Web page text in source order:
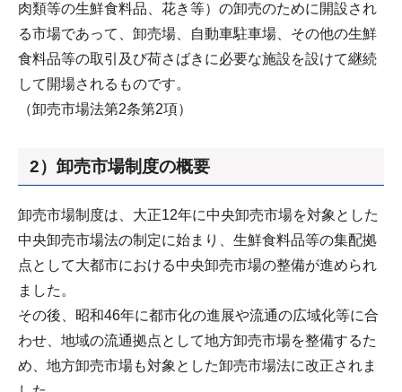
肉類等の生鮮食料品、花き等）の卸売のために開設され
る市場であって、卸売場、自動車駐車場、その他の生鮮
食料品等の取引及び荷さばきに必要な施設を設けて継続
して開場されるものです。
（卸売市場法第2条第2項）
2）卸売市場制度の概要
卸売市場制度は、大正12年に中央卸売市場を対象とした
中央卸売市場法の制定に始まり、生鮮食料品等の集配拠
点として大都市における中央卸売市場の整備が進められ
ました。
その後、昭和46年に都市化の進展や流通の広域化等に合
わせ、地域の流通拠点として地方卸売市場を整備するた
め、地方卸売市場も対象とした卸売市場法に改正されま